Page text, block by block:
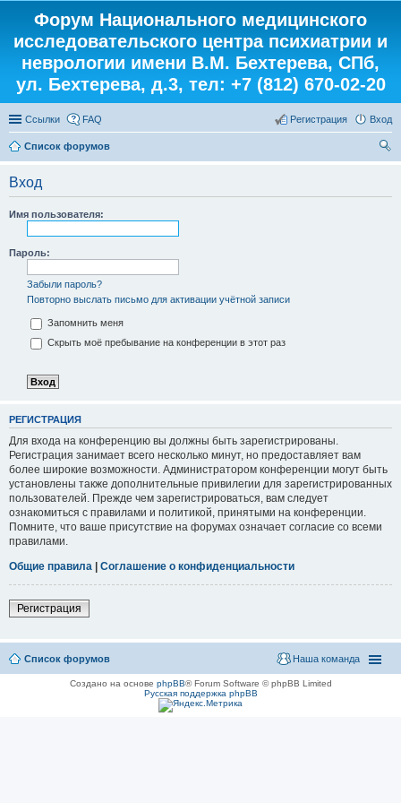
Форум Национального медицинского
исследовательского центра психиатрии и
неврологии имени В.М. Бехтерева, СПб,
ул. Бехтерева, д.3, тел: +7 (812) 670-02-20
Ссылки FAQ Вход
Регистрация
Список форумов
Вход
Имя пользователя:
Пароль:
Забыли пароль?
Повторно выслать письмо для активации учётной записи
Запомнить меня
Скрыть моё пребывание на конференции в этот раз
РЕГИСТРАЦИЯ
Для входа на конференцию вы должны быть зарегистрированы.
Регистрация занимает всего несколько минут, но предоставляет вам
более широкие возможности. Администратором конференции могут быть
установлены также дополнительные привилегии для зарегистрированных
пользователей. Прежде чем зарегистрироваться, вам следует
ознакомиться с правилами и политикой, принятыми на конференции.
Помните, что ваше присутствие на форумах означает согласие со всеми
правилами.
Общие правила | Соглашение о конфиденциальности
Регистрация
Список форумов Наша команда
Создано на основе phpBB® Forum Software © phpBB Limited
Русская поддержка phpBB